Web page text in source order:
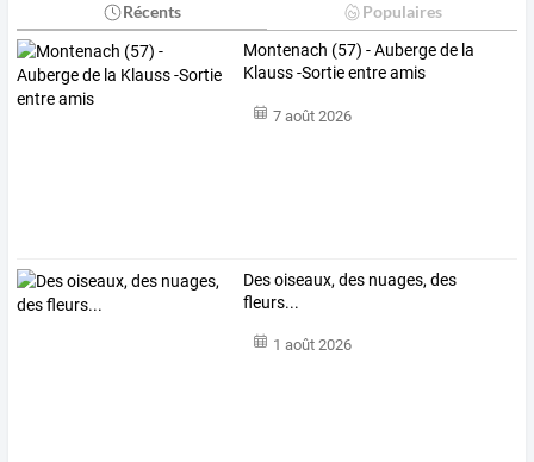
Récents Populaires
Montenach (57) - Auberge de la
Klauss -Sortie entre amis
7 août 2026
Des oiseaux, des nuages, des
fleurs...
1 août 2026